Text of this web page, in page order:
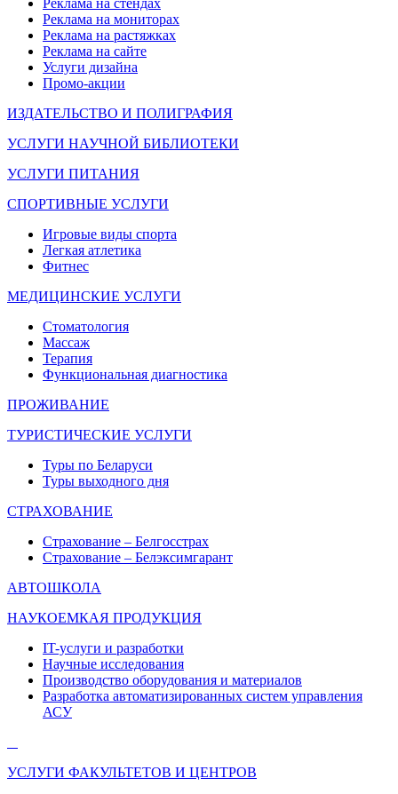
Реклама на стендах
Реклама на мониторах
Реклама на растяжках
Реклама на сайте
Услуги дизайна
Промо-акции
ИЗДАТЕЛЬСТВО И ПОЛИГРАФИЯ
УСЛУГИ НАУЧНОЙ БИБЛИОТЕКИ
УСЛУГИ ПИТАНИЯ
СПОРТИВНЫЕ УСЛУГИ
Игровые виды спорта
Легкая атлетика
Фитнес
МЕДИЦИНСКИЕ УСЛУГИ
Стоматология
Массаж
Терапия
Функциональная диагностика
ПРОЖИВАНИЕ
ТУРИСТИЧЕСКИЕ УСЛУГИ
Туры по Беларуси
Туры выходного дня
СТРАХОВАНИЕ
Страхование – Белгосстрах
Страхование – Белэксимгарант
АВТОШКОЛА
НАУКОЕМКАЯ ПРОДУКЦИЯ
IT-услуги и разработки
Научные исследования
Производство оборудования и материалов
Разработка автоматизированных систем управления
АСУ
УСЛУГИ ФАКУЛЬТЕТОВ И ЦЕНТРОВ